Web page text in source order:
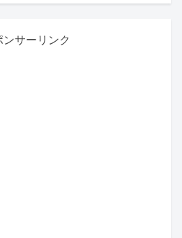
ンサーリンク